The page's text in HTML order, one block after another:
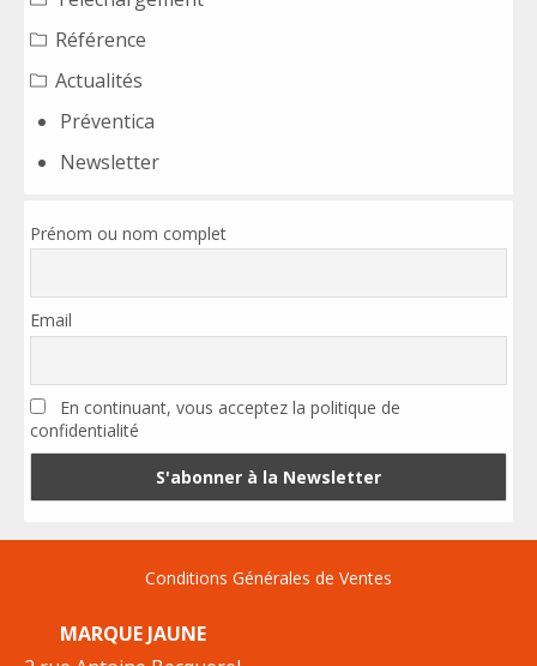
Référence
Actualités
Préventica
Newsletter
Prénom ou nom complet
Email
En continuant, vous acceptez la politique de
confidentialité
Conditions Générales de Ventes
MARQUE JAUNE